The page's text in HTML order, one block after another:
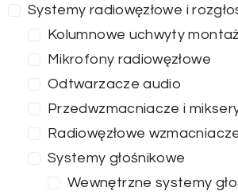
Systemy radiowęzłowe i
Kolumnowe uchwyty
Mikrofony radiowęzłowe
Odtwarzacze audio
Przedwzmacniacze i
Radiowęzłowe
Systemy głośnikowe
Wewnętrzne systemy